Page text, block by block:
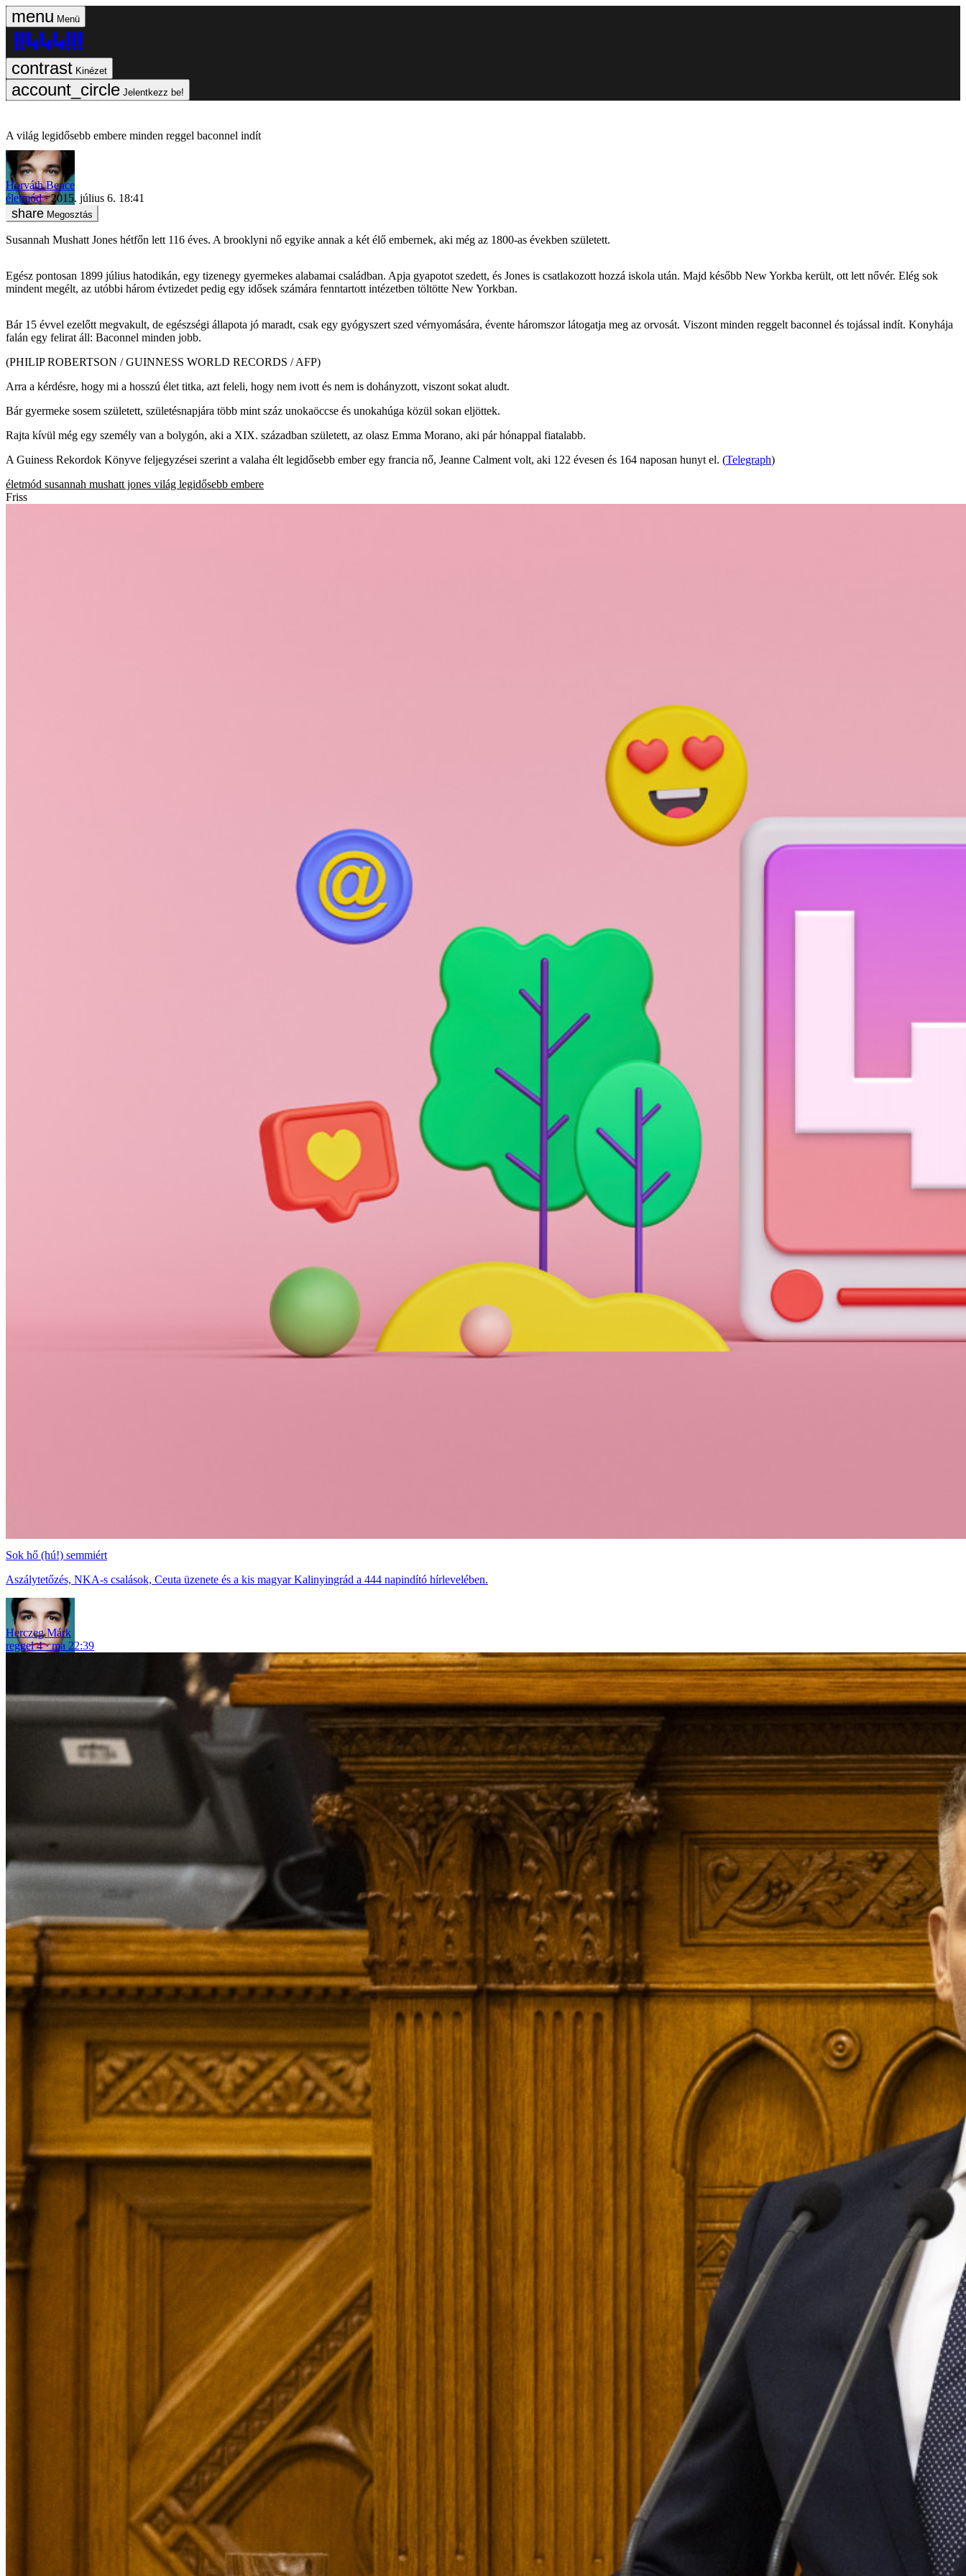
Menü
Kinézet
Jelentkezz be!
A világ legidősebb embere minden reggel baconnel indít
Horváth Bence
életmód
2015. július 6. 18:41
Megosztás
Susannah Mushatt Jones hétfőn lett 116 éves. A brooklyni nő egyike annak a két élő embernek, aki még az 1800-as években született.
Egész pontosan 1899 július hatodikán, egy tizenegy gyermekes alabamai családban. Apja gyapotot szedett, és Jones is csatlakozott hozzá iskola után. Majd később New Yorkba került, ott lett nővér. Elég sok
mindent megélt, az utóbbi három évtizedet pedig egy idősek számára fenntartott intézetben töltötte New Yorkban.
Bár 15 évvel ezelőtt megvakult, de egészségi állapota jó maradt, csak egy gyógyszert szed vérnyomására, évente háromszor látogatja meg az orvosát. Viszont minden reggelt baconnel és tojással indít. Konyhája
falán egy felirat áll: Baconnel minden jobb.
(PHILIP ROBERTSON / GUINNESS WORLD RECORDS / AFP)
Arra a kérdésre, hogy mi a hosszú élet titka, azt feleli, hogy nem ivott és nem is dohányzott, viszont sokat aludt.
Bár gyermeke sosem született, születésnapjára több mint száz unokaöccse és unokahúga közül sokan eljöttek.
Rajta kívül még egy személy van a bolygón, aki a XIX. században született, az olasz Emma Morano, aki pár hónappal fiatalabb.
A Guiness Rekordok Könyve feljegyzései szerint a valaha élt legidősebb ember egy francia nő, Jeanne Calment volt, aki 122 évesen és 164 naposan hunyt el. (Telegraph)
életmód susannah mushatt jones világ legidősebb embere
Friss
Sok hő (hú!) semmiért
Aszálytetőzés, NKA-s csalások, Ceuta üzenete és a kis magyar Kalinyingrád a 444 napindító hírlevelében.
Herczeg Márk
reggel 4
ma 22:39